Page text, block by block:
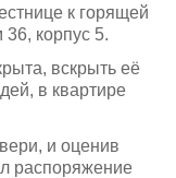
к горящей
корпус 5.
вскрыть её
в квартире
и оценив
распоряжение